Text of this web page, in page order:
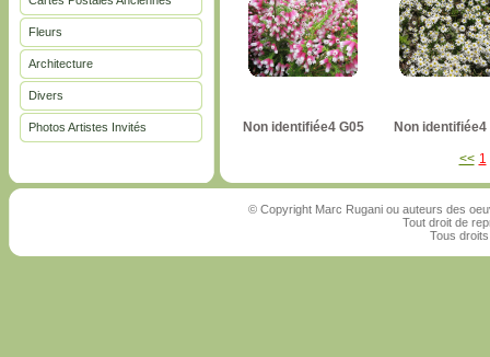
Fleurs
Architecture
Divers
Photos Artistes Invités Non identifiée4 G05 Non identifiée4
<< 1
© Copyright Marc Rugani ou auteurs des
Tout droit de
Tous